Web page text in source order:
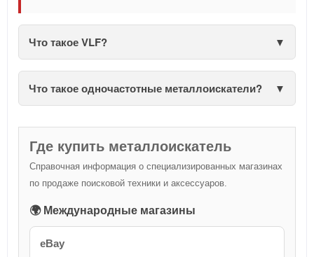
Что такое VLF?
Что такое одночастотные металлоискатели?
Где купить металлоискатель
Справочная информация о специализированных магазинах
по продаже поисковой техники и аксессуаров.
🌍 Международные магазины
eBay